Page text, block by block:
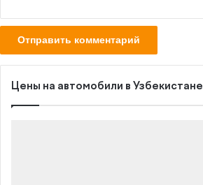
Цены на автомобили в Узбекистане